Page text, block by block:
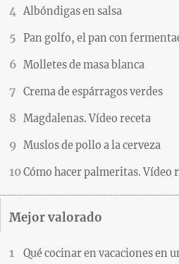
Albóndigas en salsa
Pan golfo, el pan con
Molletes de masa blanca
Crema de espárragos verdes
Magdalenas. Vídeo receta
Muslos de pollo a la cerveza
Cómo hacer palmeritas. Vídeo
Mejor valorado
Qué cocinar en vacaciones en